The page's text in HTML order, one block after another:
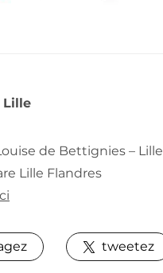
Lille
de Bettignies – Lille
Lille Flandres
tweetez